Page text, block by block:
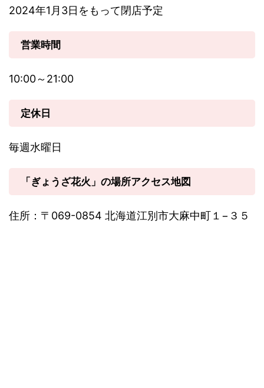
2024年1月3日をもって閉店予定
営業時間
10:00～21:00
定休日
毎週水曜日
「ぎょうざ花火」の場所アクセス地図
住所：〒069-0854 北海道江別市大麻中町１−３５